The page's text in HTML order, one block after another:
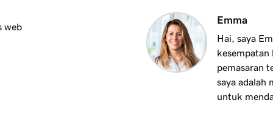
saya
web
Emma
Hai, saya
kesempatan
pemasaran
saya adalah
untuk